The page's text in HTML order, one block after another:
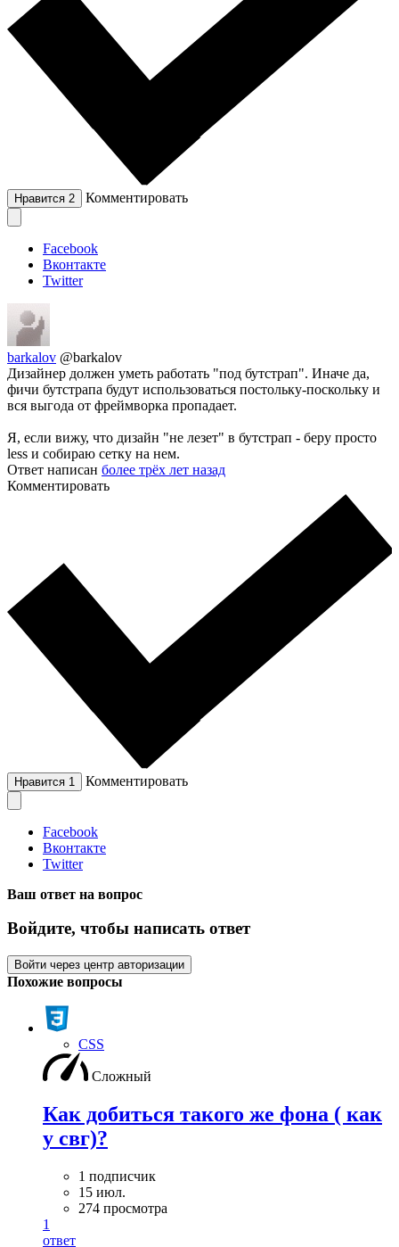
Нравится 2 Комментировать
Facebook
Вконтакте
Twitter
barkalov @barkalov
Дизайнер должен уметь работать "под бутстрап". Иначе да,
фичи бутстрапа будут использоваться постольку-поскольку и
вся выгода от фреймворка пропадает.
Я, если вижу, что дизайн "не лезет" в бутстрап - беру просто
less и собираю сетку на нем.
Ответ написан более трёх лет назад
Комментировать
Нравится 1 Комментировать
Facebook
Вконтакте
Twitter
Ваш ответ на вопрос
Войдите, чтобы написать ответ
Войти через центр авторизации
Похожие вопросы
CSS
Сложный
Как добиться такого же фона ( как
у свг)?
1 подписчик
15 июл.
274 просмотра
1
ответ